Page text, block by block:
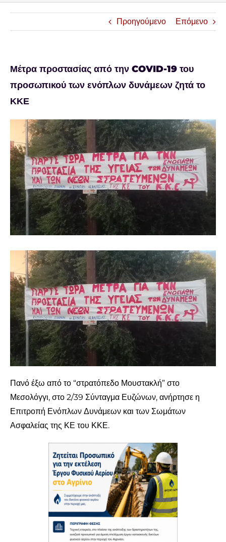
Προηγούμενο Επόμενο
Μέτρα προστασίας από την COVID-19 του
προσωπικού των ενόπλων δυνάμεων ζητά το
ΚΚΕ
Προβολή
μεγαλύτερης
εικόνας
Πανό έξω από το “στρατόπεδο Μουστακλή” στο
Μεσολόγγι, στο 2/39 Σύνταγμα Ευζώνων, ανήρτησε η
Επιτροπή Ενόπλων Δυνάμεων και των Σωμάτων
Ασφαλείας της ΚΕ του ΚΚΕ.